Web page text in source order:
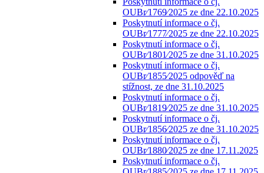
OUBr⁄1769⁄2025 ze dne 22.10.2025
Poskytnutí informace o čj.
OUBr⁄1777⁄2025 ze dne 22.10.2025
Poskytnutí informace o čj.
OUBr⁄1801⁄2025 ze dne 31.10.2025
Poskytnutí informace o čj.
OUBr⁄1855⁄2025 odpověď na
stížnost, ze dne 31.10.2025
Poskytnutí informace o čj.
OUBr⁄1819⁄2025 ze dne 31.10.2025
Poskytnutí informace o čj.
OUBr⁄1856⁄2025 ze dne 31.10.2025
Poskytnutí informace o čj.
OUBr⁄1880⁄2025 ze dne 17.11.2025
Poskytnutí informace o čj.